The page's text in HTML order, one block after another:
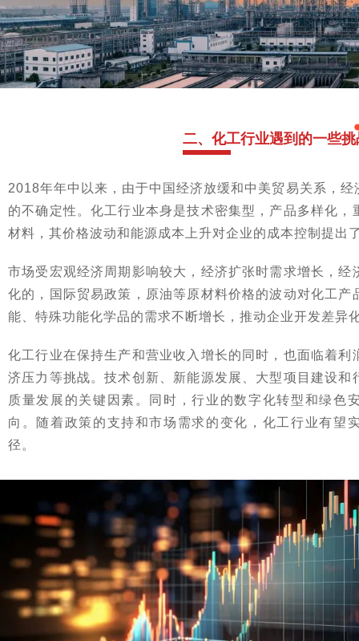
二、 化工行业遇到的一些挑
2018年年中以来，由于中国经济放缓和中美贸易关系，
的不确定性。化工行业本身是技术密集型，产品多样化
材料，其价格波动和能源成本上升对企业的成本控制提出
市场受宏观经济周期影响较大，经济扩张时需求增长，经
化的，国际贸易政策，原油等原材料价格的波动对化工产
能、特殊功能化学品的需求不断增长，推动企业开发差异
化工行业在保持生产和营业收入增长的同时，也面临着利
济压力等挑战。技术创新、新能源发展、大型项目建设和
质量发展的关键因素。同时，行业的数字化转型和绿色
向。随着政策的支持和市场需求的变化，化工行业有望
径。